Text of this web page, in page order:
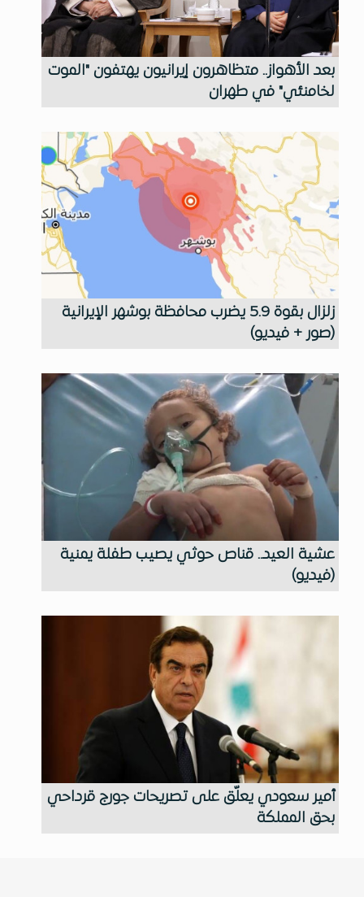
بعد الأهواز.. متظاهرون إيرانيون يهتفون "الموت
لخامنئي" في طهران
زلزال بقوة 5.9 يضرب محافظة بوشهر الإيرانية
(صور + فيديو)
عشية العيد.. قناص حوثي يصيب طفلة يمنية
(فيديو)
أمير سعودي يعلّق على تصريحات جورج قرداحي
بحق المملكة